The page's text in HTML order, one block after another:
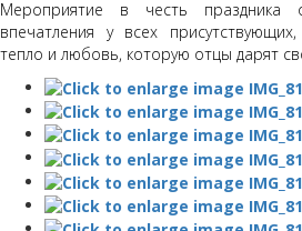
Мероприятие в честь праздника
впечатления у всех
тепло и любовь, которую отцы дарят